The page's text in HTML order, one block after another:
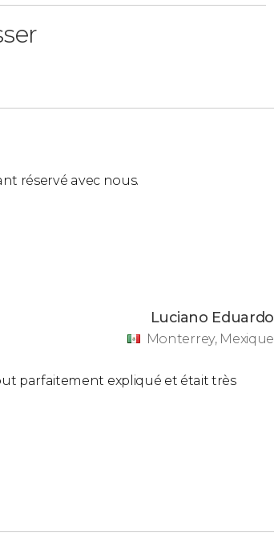
réservé avec nous.
Luciano Eduardo
Monterrey, Mexique
parfaitement expliqué et était très